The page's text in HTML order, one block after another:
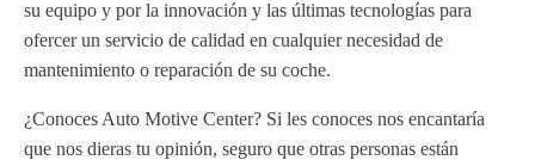
su equipo y por la innovación y las últimas tecnologías para
ofercer un servicio de calidad en cualquier necesidad de
mantenimiento o reparación de su coche.
¿Conoces Auto Motive Center? Si les conoces nos encantaría
que nos dieras tu opinión, seguro que otras personas están